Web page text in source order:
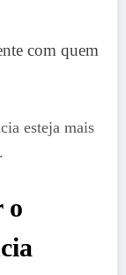
com quem
esteja mais
o